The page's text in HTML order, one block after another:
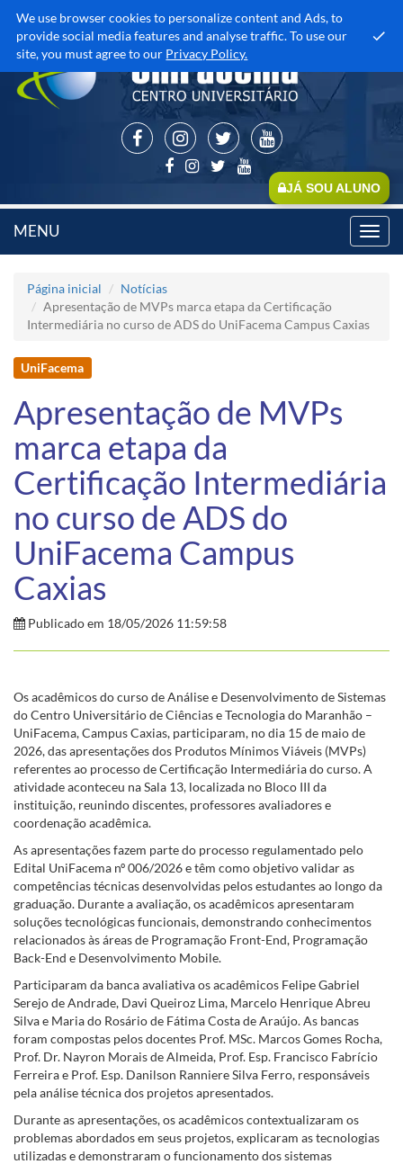
We use browser cookies to personalize content and Ads, to
provide social media features and analyse traffic. To use our
site, you must agree to our Privacy Policy.
JÁ SOU ALUNO
MENU
Página inicial
Notícias
Apresentação de MVPs marca etapa da Certificação
Intermediária no curso de ADS do UniFacema Campus Caxias
UniFacema
Apresentação de MVPs
marca etapa da
Certificação Intermediária
no curso de ADS do
UniFacema Campus
Caxias
Publicado em 18/05/2026 11:59:58
Os acadêmicos do curso de Análise e Desenvolvimento de Sistemas
do Centro Universitário de Ciências e Tecnologia do Maranhão –
UniFacema, Campus Caxias, participaram, no dia 15 de maio de
2026, das apresentações dos Produtos Mínimos Viáveis (MVPs)
referentes ao processo de Certificação Intermediária do curso. A
atividade aconteceu na Sala 13, localizada no Bloco III da
instituição, reunindo discentes, professores avaliadores e
coordenação acadêmica.
As apresentações fazem parte do processo regulamentado pelo
Edital UniFacema nº 006/2026 e têm como objetivo validar as
competências técnicas desenvolvidas pelos estudantes ao longo da
graduação. Durante a avaliação, os acadêmicos apresentaram
soluções tecnológicas funcionais, demonstrando conhecimentos
relacionados às áreas de Programação Front-End, Programação
Back-End e Desenvolvimento Mobile.
Participaram da banca avaliativa os acadêmicos Felipe Gabriel
Serejo de Andrade, Davi Queiroz Lima, Marcelo Henrique Abreu
Silva e Maria do Rosário de Fátima Costa de Araújo. As bancas
foram compostas pelos docentes Prof. MSc. Marcos Gomes Rocha,
Prof. Dr. Nayron Morais de Almeida, Prof. Esp. Francisco Fabrício
Ferreira e Prof. Esp. Danilson Ranniere Silva Ferro, responsáveis
pela análise técnica dos projetos apresentados.
Durante as apresentações, os acadêmicos contextualizaram os
problemas abordados em seus projetos, explicaram as tecnologias
utilizadas e demonstraram o funcionamento dos sistemas